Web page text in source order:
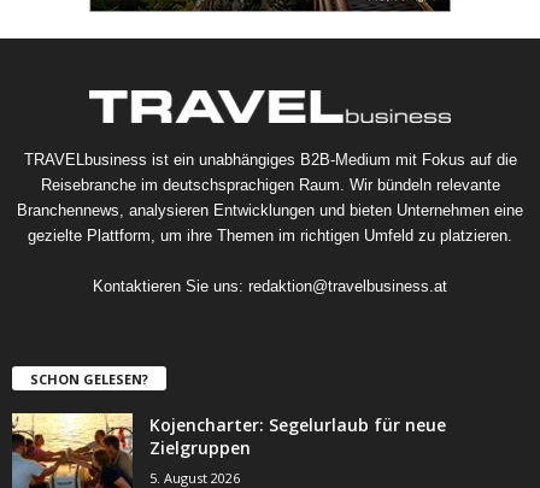
TRAVELbusiness ist ein unabhängiges B2B-Medium mit Fokus auf die
Reisebranche im deutschsprachigen Raum. Wir bündeln relevante
Branchennews, analysieren Entwicklungen und bieten Unternehmen eine
gezielte Plattform, um ihre Themen im richtigen Umfeld zu platzieren.
Kontaktieren Sie uns: redaktion@travelbusiness.at
SCHON GELESEN?
Kojencharter: Segelurlaub für neue
Zielgruppen
5. August 2026